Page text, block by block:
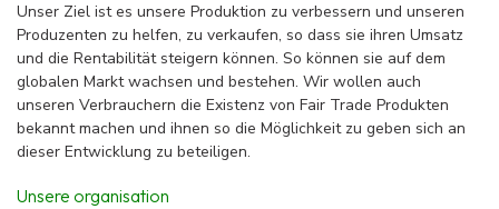
Unser Ziel ist es unsere Produktion zu verbessern und unseren
Produzenten zu helfen, zu verkaufen, so dass sie ihren Umsatz
und die Rentabilität steigern können. So können sie auf dem
globalen Markt wachsen und bestehen. Wir wollen auch
unseren Verbrauchern die Existenz von Fair Trade Produkten
bekannt machen und ihnen so die Möglichkeit zu geben sich an
dieser Entwicklung zu beteiligen.
Unsere organisation